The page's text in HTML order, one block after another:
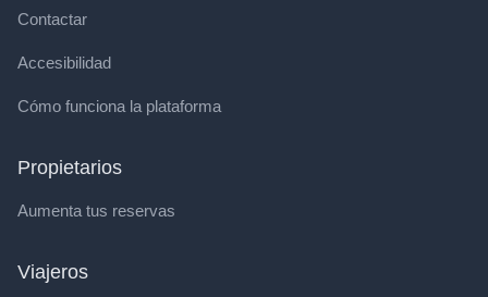
Contactar
Accesibilidad
Cómo funciona la plataforma
Propietarios
Aumenta tus reservas
Viajeros